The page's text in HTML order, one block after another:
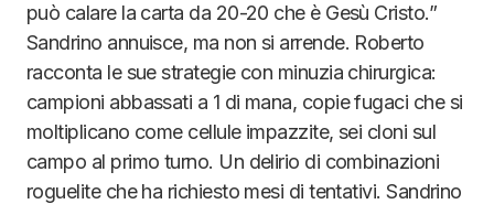
può calare la carta da 20-20 che è Gesù Cristo.”
Sandrino annuisce, ma non si arrende. Roberto
racconta le sue strategie con minuzia chirurgica:
campioni abbassati a 1 di mana, copie fugaci che si
moltiplicano come cellule impazzite, sei cloni sul
campo al primo turno. Un delirio di combinazioni
roguelite che ha richiesto mesi di tentativi. Sandrino